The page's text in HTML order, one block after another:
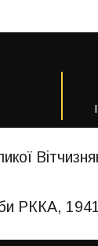
РККА,